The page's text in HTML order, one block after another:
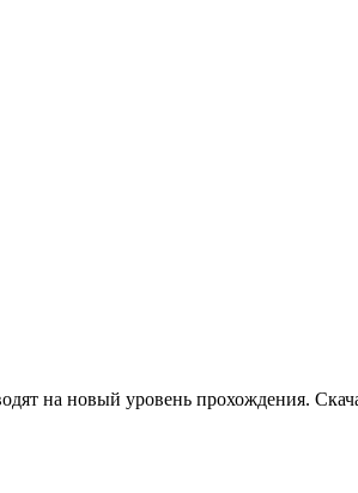
на новый уровень прохождения.